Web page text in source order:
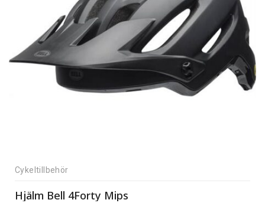
Cykeltillbehör
Hjälm Bell 4Forty Mips